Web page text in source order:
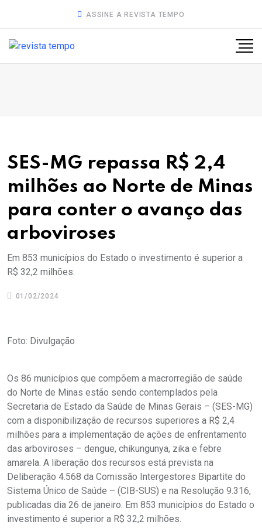
ASSINE A REVISTA TEMPO
SES-MG repassa R$ 2,4
milhões ao Norte de Minas
para conter o avanço das
arboviroses
Em 853 municípios do Estado o investimento é superior a
R$ 32,2 milhões.
01/02/2024
Foto: Divulgação
Os 86 municípios que compõem a macrorregião de saúde
do Norte de Minas estão sendo contemplados pela
Secretaria de Estado da Saúde de Minas Gerais – (SES-MG)
com a disponibilização de recursos superiores a R$ 2,4
milhões para a implementação de ações de enfrentamento
das arboviroses – dengue, chikungunya, zika e febre
amarela. A liberação dos recursos está prevista na
Deliberação 4.568 da Comissão Intergestores Bipartite do
Sistema Único de Saúde – (CIB-SUS) e na Resolução 9.316,
publicadas dia 26 de janeiro. Em 853 municípios do Estado o
investimento é superior a R$ 32,2 milhões.